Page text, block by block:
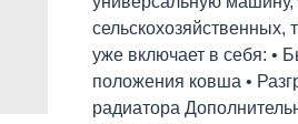
сельскохозяйственных,
уже включает в себя: •
положения ковша •
радиатора